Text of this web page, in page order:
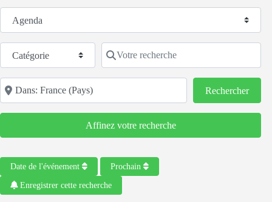
Sélectionnez le type de recherche
Catégorie Votre recherche
Code postal/région/ville
Rechercher
Affinez votre recherche
Date de l'événement Prochain
Enregistrer cette recherche